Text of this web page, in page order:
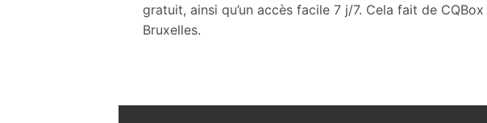
gratuit, ainsi qu’un accès facile 7 j/7. Cela fait de
Bruxelles.